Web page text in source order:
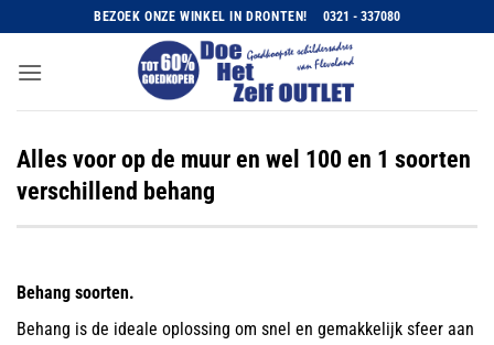
naar
inhoud
BEZOEK ONZE WINKEL IN DRONTEN! 0321 - 337080
Alles voor op de muur en wel 100 en 1 soorten
verschillend behang
Behang soorten.
Behang is de ideale oplossing om snel en gemakkelijk sfeer aan